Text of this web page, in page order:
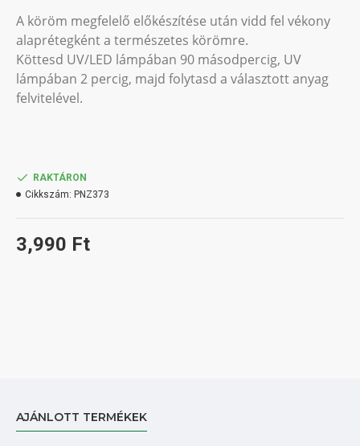
A köröm megfelelő előkészítése után vidd fel vékony
alaprétegként a természetes körömre.
Köttesd UV/LED lámpában 90 másodpercig, UV
lámpában 2 percig, majd folytasd a választott anyag
felvitelével.
3,990 Ft
RAKTÁRON
Cikkszám: PNZ373
AJÁNLOTT TERMÉKEK